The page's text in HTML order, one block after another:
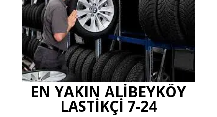
EN YAKIN ALİBEYKÖY
LASTİKÇİ 7-24